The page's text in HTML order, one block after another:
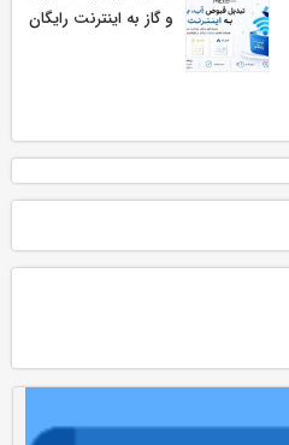
و گاز به اینترنت رایگان